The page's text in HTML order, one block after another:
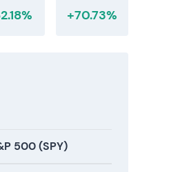
+70.73%
500 (SPY)